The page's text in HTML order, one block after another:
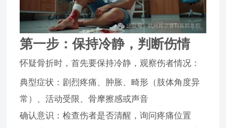
第一步：保持冷静，判断伤情
怀疑骨折时，首先要保持冷静，观察伤者情况：
典型症状：剧烈疼痛、肿胀、畸形（肢体角度异
常）、活动受限、骨摩擦感或声音
确认意识：检查伤者是否清醒，询问疼痛位置